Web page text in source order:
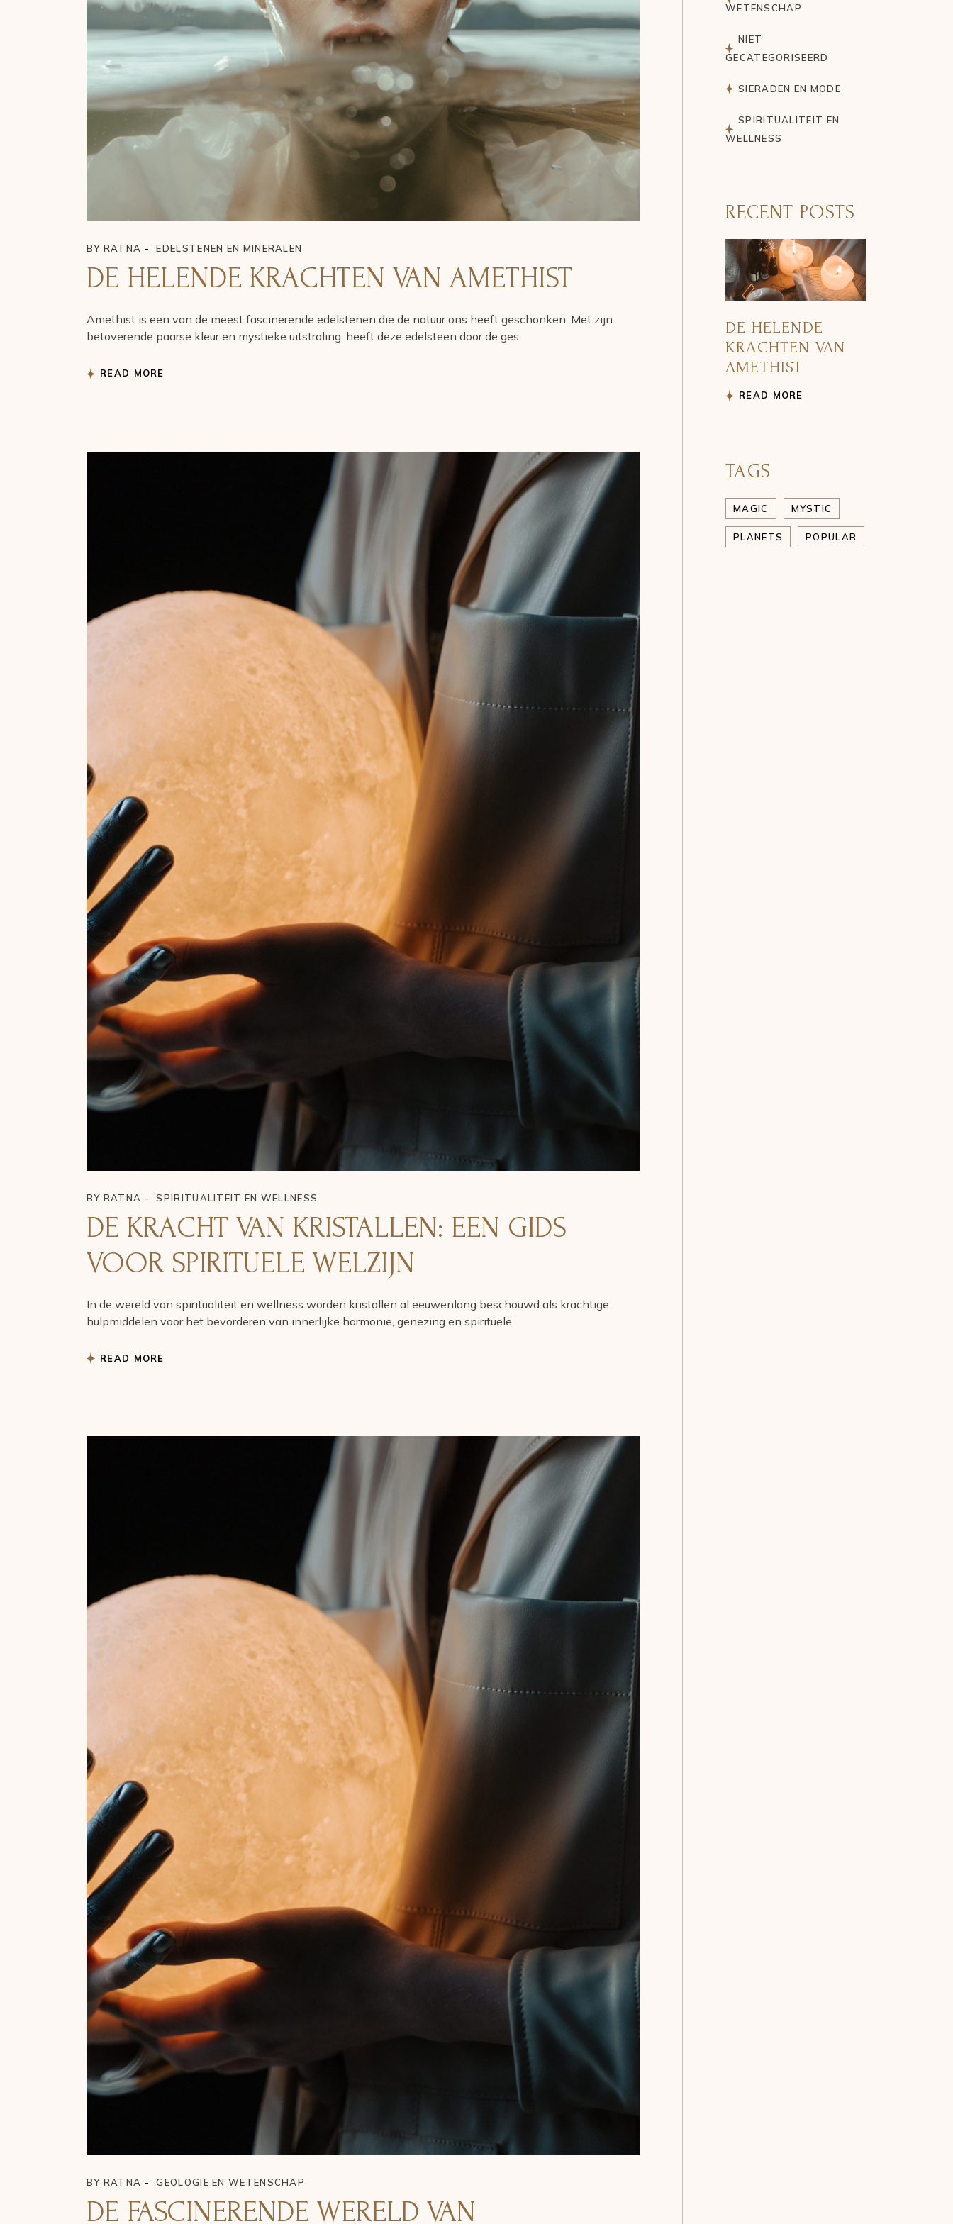
BY RATNA EDELSTENEN EN MINERALEN
DE HELENDE KRACHTEN VAN AMETHIST
Amethist is een van de meest fascinerende edelstenen die de natuur ons heeft geschonken. Met zijn
betoverende paarse kleur en mystieke uitstraling, heeft deze edelsteen door de ges
READ MORE
BY RATNA SPIRITUALITEIT EN WELLNESS
DE KRACHT VAN KRISTALLEN: EEN GIDS
VOOR SPIRITUELE WELZIJN
In de wereld van spiritualiteit en wellness worden kristallen al eeuwenlang beschouwd als krachtige
hulpmiddelen voor het bevorderen van innerlijke harmonie, genezing en spirituele
READ MORE
BY RATNA GEOLOGIE EN WETENSCHAP
DE FASCINERENDE WERELD VAN
WETENSCHAP
NIET
GECATEGORISEERD
SIERADEN EN MODE
SPIRITUALITEIT EN
WELLNESS
RECENT POSTS
DE HELENDE
KRACHTEN VAN
AMETHIST
READ MORE
TAGS
MAGIC MYSTIC
PLANETS POPULAR